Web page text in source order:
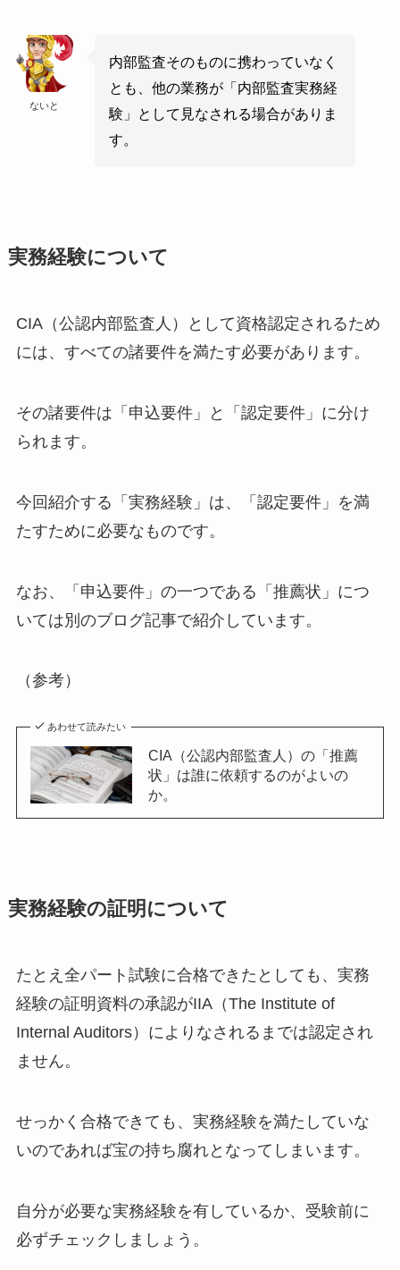
ないと
内部監査そのものに携わっていなく
とも、他の業務が「内部監査実務経
験」として見なされる場合がありま
す。
実務経験について
CIA（公認内部監査人）として資格認定されるため
には、すべての諸要件を満たす必要があります。
その諸要件は「申込要件」と「認定要件」に分け
られます。
今回紹介する「実務経験」は、「認定要件」を満
たすために必要なものです。
なお、「申込要件」の一つである「推薦状」につ
いては別のブログ記事で紹介しています。
（参考）
あわせて読みたい
CIA（公認内部監査人）の「推薦
状」は誰に依頼するのがよいの
か。
実務経験の証明について
たとえ全パート試験に合格できたとしても、実務
経験の証明資料の承認がIIA（The Institute of
Internal Auditors）によりなされるまでは認定され
ません。
せっかく合格できても、実務経験を満たしていな
いのであれば宝の持ち腐れとなってしまいます。
自分が必要な実務経験を有しているか、受験前に
必ずチェックしましょう。